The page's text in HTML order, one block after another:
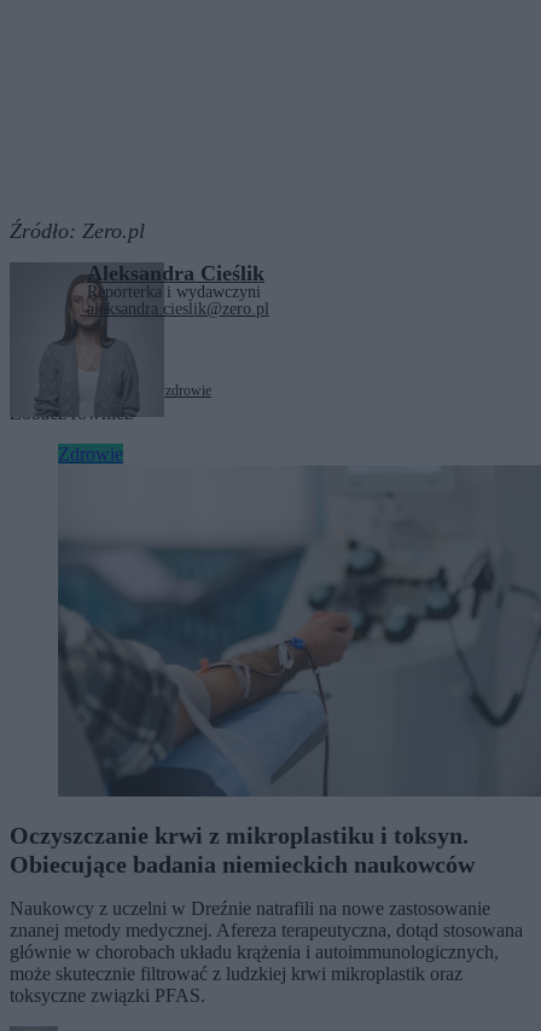
Źródło: Zero.pl
Aleksandra Cieślik
Reporterka i wydawczyni
aleksandra.cieslik@zero.pl
nowotworyzdrowie
Zobacz również
Zdrowie
Oczyszczanie krwi z mikroplastiku i toksyn.
Obiecujące badania niemieckich naukowców
Naukowcy z uczelni w Dreźnie natrafili na nowe zastosowanie
znanej metody medycznej. Afereza terapeutyczna, dotąd stosowana
głównie w chorobach układu krążenia i autoimmunologicznych,
może skutecznie filtrować z ludzkiej krwi mikroplastik oraz
toksyczne związki PFAS.